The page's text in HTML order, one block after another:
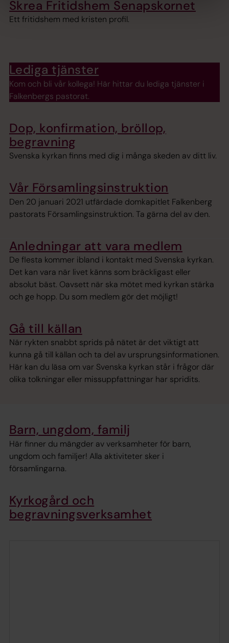
Skrea Fritidshem Senapskornet
Ett fritidshem med kristen profil.
Lediga tjänster
Kom och bli vår kollega! Här hittar du lediga tjänster i
Falkenbergs pastorat.
Dop, konfirmation, bröllop,
begravning
Svenska kyrkan finns med dig i många skeden av ditt liv.
Vår Församlingsinstruktion
Den 20 januari 2021 utfärdade domkapitlet Falkenberg
pastorats Församlingsinstruktion. Ta gärna del av den.
Anledningar att vara medlem
De flesta kommer ibland i kontakt med Svenska kyrkan.
Det kan vara när livet känns som bräckligast eller
absolut bäst. Oavsett när ska mötet med kyrkan stärka
och ge hopp. Du som medlem gör det möjligt!
Gå till källan
När rykten snabbt sprids på nätet är det viktigt att
kunna gå till källan och ta del av ursprungsinformationen.
Här kan du läsa om var Svenska kyrkan står i frågor där
olika tolkningar eller missuppfattningar har spridits.
Barn, ungdom, familj
Här finner du mängder av verksamheter för barn,
ungdom och familjer! Alla aktiviteter sker i
församlingarna.
Kyrkogård och
begravningsverksamhet